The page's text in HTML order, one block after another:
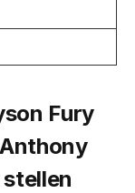
Fury